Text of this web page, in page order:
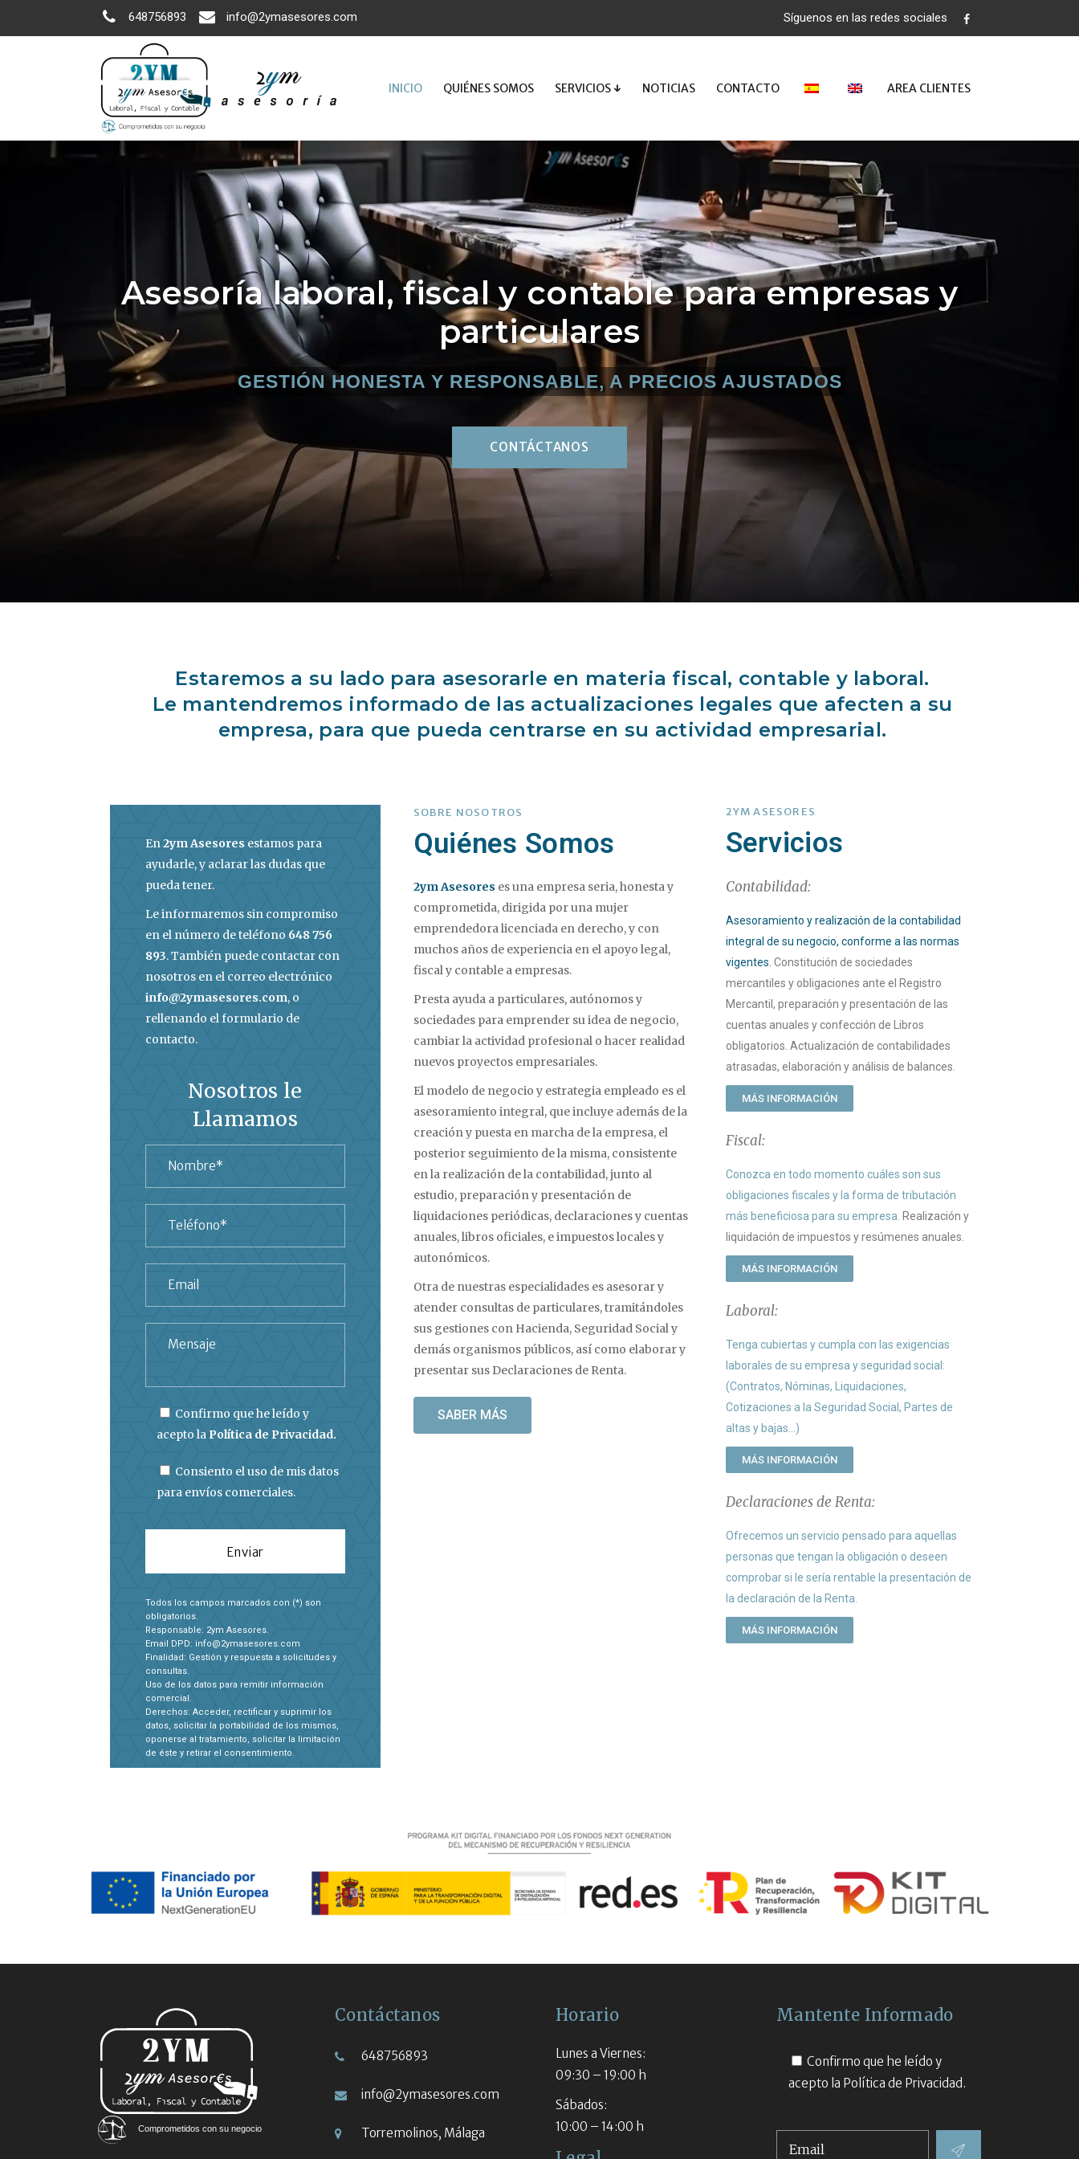
648756893 info@2ymasesores.com Síguenos en las redes sociales
INICIO QUIÉNES SOMOS SERVICIOS ↓ NOTICIAS CONTACTO AREA CLIENTES
Asesoría laboral, fiscal y contable para empresas y
particulares
GESTIÓN HONESTA Y RESPONSABLE, A PRECIOS AJUSTADOS
CONTÁCTANOS
Estaremos a su lado para asesorarle en materia fiscal, contable y laboral.
Le mantendremos informado de las actualizaciones legales que afecten a su
empresa, para que pueda centrarse en su actividad empresarial.
En2ym Asesoresestamos para
ayudarle, y aclarar las dudas que
pueda tener.
Le informaremos sin compromiso
en el número de teléfono 648 756
893. También puede contactar con
nosotros en el correo electrónico
info@2ymasesores.com, o
rellenando el formulario de
contacto.
Nosotros le
Llamamos
Confirmo que he leído y
acepto laPolítica de Privacidad.
Consiento el uso de mis datos
para envíos comerciales.
Todos los campos marcados con (*) son
obligatorios.
Responsable: 2ym Asesores.
Email DPD: info@2ymasesores.com
Finalidad: Gestión y respuesta a solicitudes y
consultas.
Uso de los datos para remitir información
comercial.
Derechos: Acceder, rectificar y suprimir los
datos, solicitar la portabilidad de los mismos,
oponerse al tratamiento, solicitar la limitación
de éste y retirar el consentimiento.
SOBRE NOSOTROS
Quiénes Somos
2ym Asesores es una empresa seria, honesta y
comprometida, dirigida por una mujer
emprendedora licenciada en derecho, y con
muchos años de experiencia en el apoyo legal,
fiscal y contable a empresas.
Presta ayuda a particulares, autónomos y
sociedades para emprender su idea de negocio,
cambiar la actividad profesional o hacer realidad
nuevos proyectos empresariales.
El modelo de negocio y estrategia empleado es el
asesoramiento integral, que incluye además de la
creación y puesta en marcha de la empresa, el
posterior seguimiento de la misma, consistente
en la realización de la contabilidad, junto al
estudio, preparación y presentación de
liquidaciones periódicas, declaraciones y cuentas
anuales, libros oficiales, e impuestos locales y
autonómicos.
Otra de nuestras especialidades es asesorar y
atender consultas de particulares, tramitándoles
sus gestiones con Hacienda, Seguridad Social y
demás organismos públicos, así como elaborar y
presentar sus Declaraciones de Renta.
SABER MÁS
2YM ASESORES
Servicios
Contabilidad:
Asesoramiento y realización de la contabilidad
integral de su negocio, conforme a las normas
vigentes. Constitución de sociedades
mercantiles y obligaciones ante el Registro
Mercantil, preparación y presentación de las
cuentas anuales y confección de Libros
obligatorios. Actualización de contabilidades
atrasadas, elaboración y análisis de balances.
MÁS INFORMACIÓN
Fiscal:
Conozca en todo momento cuáles son sus
obligaciones fiscales y la forma de tributación
más beneficiosa para su empresa. Realización y
liquidación de impuestos y resúmenes anuales.
MÁS INFORMACIÓN
Laboral:
Tenga cubiertas y cumpla con las exigencias
laborales de su empresa y seguridad social:
(Contratos, Nóminas, Liquidaciones,
Cotizaciones a la Seguridad Social, Partes de
altas y bajas…)
MÁS INFORMACIÓN
Declaraciones de Renta:
Ofrecemos un servicio pensado para aquellas
personas que tengan la obligación o deseen
comprobar si le sería rentable la presentación de
la declaración de la Renta.
MÁS INFORMACIÓN
Comprometidos con su negocio
Contáctanos
648756893
info@2ymasesores.com
Torremolinos, Málaga
Horario
Lunes a Viernes:
09:30 – 19:00 h
Sábados:
10:00 – 14:00 h
Mantente Informado
Confirmo que he leído y
acepto la Política de Privacidad.